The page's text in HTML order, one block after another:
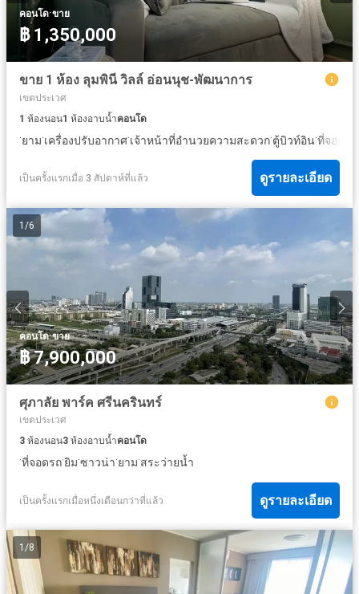
คอนโด·ขาย
฿ 1,350,000
ขาย 1 ห้อง ลุมพินี วิลล์ อ่อนนุช-พัฒนาการ
เขตประเวศ
1 ห้องนอน1 ห้องอาบน้ำคอนโด
·ยาม·เครื่องปรับอากาศ·เจ้าหน้าที่อำนวยความสะดวก·ตู้บิวท์อิน·ที่จอดรถ
เป็นครั้งแรกเมื่อ 3 สัปดาห์ที่แล้ว ดูรายละเอียด
1 /6
คอนโด·ขาย
฿ 7,900,000
ศุภาลัย พาร์ค ศรีนครินทร์
เขตประเวศ
3 ห้องนอน3 ห้องอาบน้ำคอนโด
·ที่จอดรถ·ยิม·ซาวน่า·ยาม·สระว่ายน้ำ
เป็นครั้งแรกเมื่อหนึ่งเดือนกว่าที่แล้ว ดูรายละเอียด
1 /8